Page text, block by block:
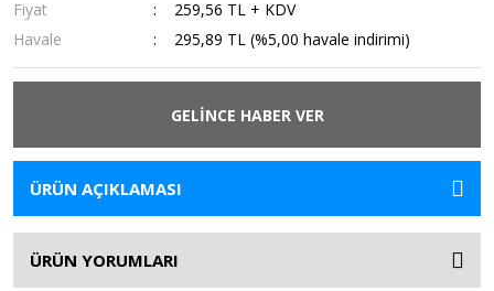
Fiyat
259,56 TL + KDV
Havale
295,89 TL (%5,00 havale indirimi)
GELİNCE HABER VER
ÜRÜN AÇIKLAMASI
ÜRÜN YORUMLARI